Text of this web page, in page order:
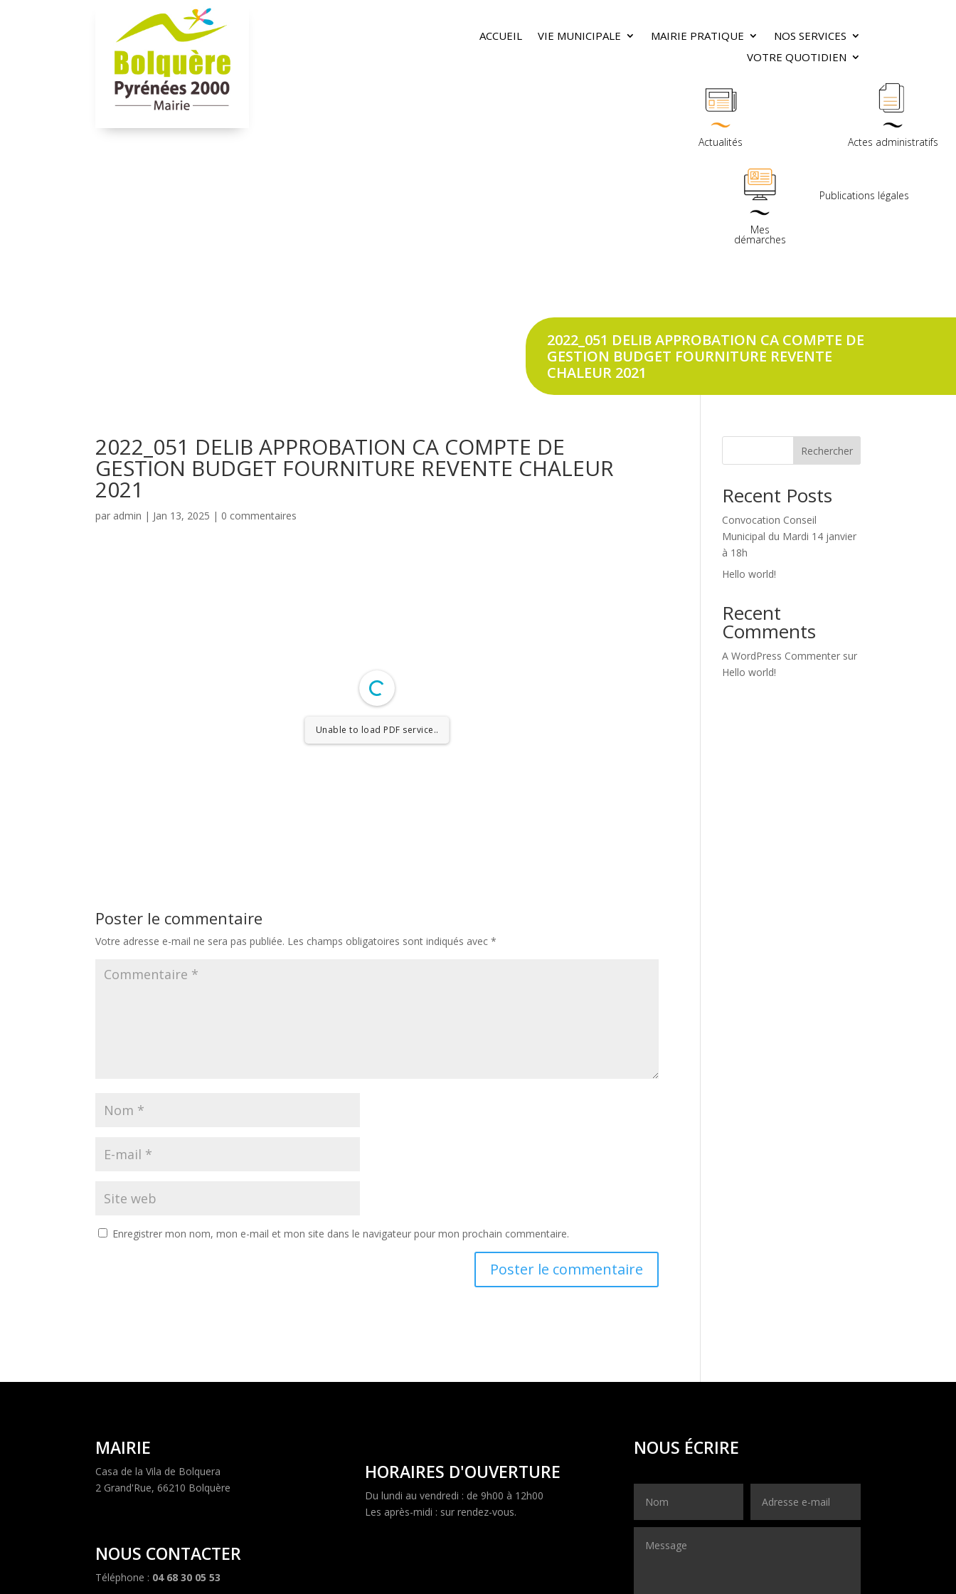
ACCUEIL VIE MUNICIPALE MAIRIE PRATIQUE
NOS SERVICES
VOTRE QUOTIDIEN
Actualités Actes administratifs
Mes
démarches
Publications légales
2022_051 DELIB APPROBATION CA COMPTE DE
GESTION BUDGET FOURNITURE REVENTE
CHALEUR 2021
2022_051 DELIB APPROBATION CA COMPTE DE
GESTION BUDGET FOURNITURE REVENTE CHALEUR
2021
par admin | Jan 13, 2025 | 0 commentaires
Unable to load PDF service..
Poster le commentaire
Votre adresse e-mail ne sera pas publiée. Les champs obligatoires sont indiqués avec*
Enregistrer mon nom, mon e-mail et mon site dans le navigateur pour mon prochain commentaire.
Rechercher
Recent Posts
Convocation Conseil
Municipal du Mardi 14 janvier
à 18h
Hello world!
Recent
Comments
A WordPress Commenter sur
Hello world!
MAIRIE
Casa de la Vila de Bolquera
2 Grand'Rue, 66210 Bolquère
NOUS CONTACTER
Téléphone : 04 68 30 05 53
HORAIRES D'OUVERTURE
Du lundi au vendredi : de 9h00 à 12h00
Les après-midi : sur rendez-vous.
NOUS ÉCRIRE